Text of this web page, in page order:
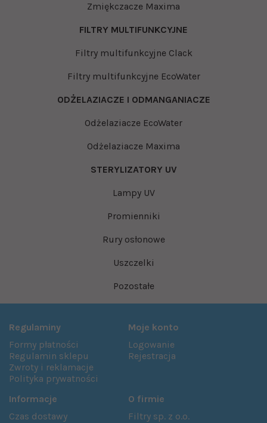
Zmiękczacze Maxima
FILTRY MULTIFUNKCYJNE
Filtry multifunkcyjne Clack
Filtry multifunkcyjne EcoWater
ODŻELAZIACZE I ODMANGANIACZE
Odżelaziacze EcoWater
Odżelaziacze Maxima
STERYLIZATORY UV
Lampy UV
Promienniki
Rury osłonowe
Uszczelki
Pozostałe
Regulaminy
Formy płatności
Regulamin sklepu
Zwroty i reklamacje
Polityka prywatności
Moje konto
Logowanie
Rejestracja
Informacje
Czas dostawy
O firmie
Filtry sp. z o.o.